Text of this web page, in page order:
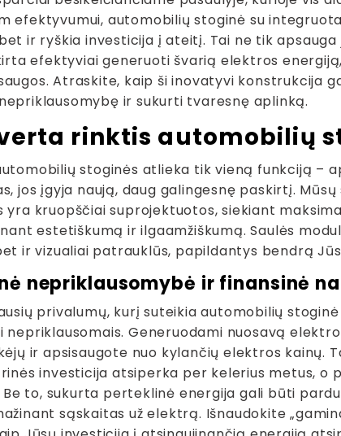
efektyvumui, automobilių stoginė su
ir ryškia investicija į ateitį. Tai ne tik
efektyviai generuoti švarią elektros
Atraskite, kaip ši inovatyvi konstrukcija
ir sukurti tvaresnę aplinką.
rinktis automobilių
stoginės atlieka tik vieną funkciją –
jos įgyja naują, daug galingesnę paskirtį.
yra kruopščiai suprojektuotos, siekiant
estetiškumą ir ilgaamžiškumą. Saulės
ir vizualiai patrauklūs, papildantys bendrą
nepriklausomybė ir finansinė
privalumų, kurį suteikia automobilių
nepriklausomais. Generuodami nuosavą
ir apsisaugote nuo kylančių elektros kainų.
investicija atsiperka per kelerius metus,
Be to, sukurta perteklinė energija gali būti
sąskaitas už elektrą. Išnaudokite